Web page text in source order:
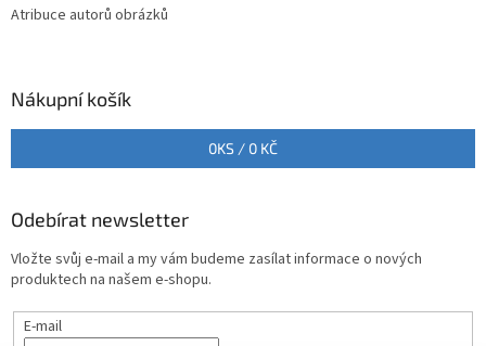
Atribuce autorů obrázků
Nákupní košík
0KS / 0 KČ
Odebírat newsletter
Vložte svůj e-mail a my vám budeme zasílat informace o nových
produktech na našem e-shopu.
E-mail